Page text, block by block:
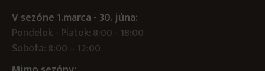
V sezóne 1.marca - 30. júna:
Pondelok - Piatok: 8:00 - 18:00
Sobota: 8:00 – 12:00